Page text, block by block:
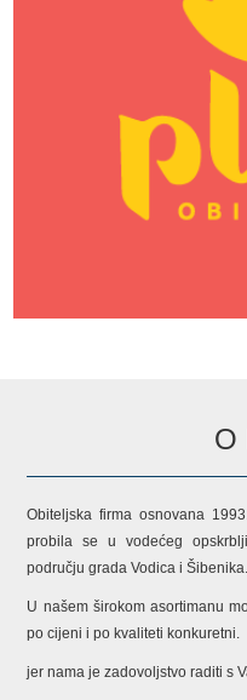
O
Obiteljska firma osnovana
probila se u vodećeg
području grada Vodica i Šibenika.
U našem širokom asortimanu
po cijeni i po kvaliteti konkuretni.
jer nama je zadovoljstvo raditi s